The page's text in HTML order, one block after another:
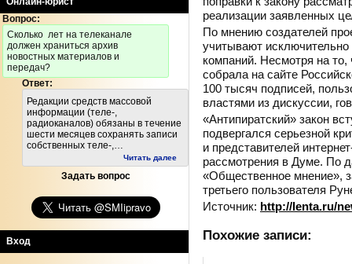
Вопрос:
Cколько лет на телеканале
должен храниться архив
новостных материалов и
передач?
Ответ:
Редакции средств массовой
информации (теле-,
радиоканалов) обязаны в течение
шести месяцев сохранять записи
собственных теле-,…
Читать далее
Задать вопрос
Вход
реализации заявленных
По мнению создателей
учитывают исключительно
компаний. Несмотря на то,
собрала на сайте
100 тысяч подписей,
властями из дискуссии,
«Антипиратский» закон
подвергался серьезной
и представителей
рассмотрения в Думе. По
«Общественное мнение»,
третьего пользователя
Источник: http://lenta.ru/
Похожие записи: